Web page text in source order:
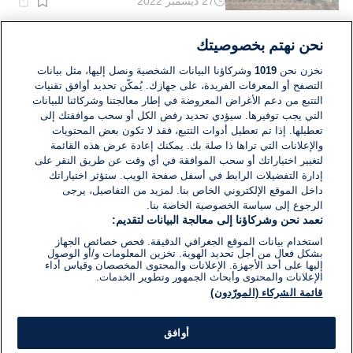
وقت
دقيقة.
أوروبا
أردوغان يتهم ماكرون بأنه مريض نفسيا،
وفرنسا تستدعي سفيرها من انقرة
وقت
القراءة:
1}
دقيقة.
25 أكتوبر 2020
نحن نهتم بخصوصيتك
نخزن نحن1019 وشركاؤنا البيانات الشخصية ونصل إليها، مثل بيانات
التصفح أو المعرفات الفريدة، على جهازك. يُمكّن تحديد أوافق تقنيات
التتبع من دعم الأغراض المعروضة في إطار معالجتنا وشركائنا للبيانات
التي يجب توفيرها. سيؤدي تحديد رفض الكل أو سحب موافقتك إلى
تعطيلها. إذا تم تعطيل أدوات التتبع، فقد لا تكون بعض المحتويات
والإعلانات التي تراها ذا صلة بك. يمكنك إعادة عرض هذه القائمة
لتغيير اختياراتك أو سحب الموافقة في أي وقت عن طريق النقر على
إدارة التفضيلات الرابط في أسفل صفحة الويب. ستؤثر اختياراتك
داخل الموقع الإلكتروني الخاص بنا. لمزيد من التفاصيل، يرجى
الرجوع إلى سياسة الخصوصية الخاصة بنا.
نعمد نحن وشركاؤنا إلى معالجة البيانات لتقديم:
استخدام بيانات الموقع الجغرافي الدقيقة. فحص خصائص الجهاز
بشكل فعال من أجل تحديد الهوية. تخزين المعلومات و/أو الوصول
إليها على أحد الأجهزة. الإعلانات والمحتوى المخصصان وقياس أداء
الإعلانات والمحتوى وأبحاث الجمهور وتطوير الخدمات.
قائمة الشركاء (المورّدون)
أوافق